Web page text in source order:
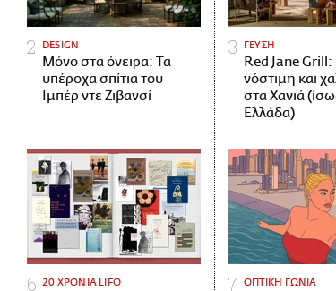
DESIGN
Μόνο στα όνειρα: Τα
υπέροχα σπίτια του
Ιμπέρ ντε Ζιβανσί
ΓΕΥΣΗ
Red Jane Grill:
νόστιμη και
στα Χανιά
Ελλάδα)
20 ΧΡΟΝΙΑ LIFO ΟΠΤΙΚΗ ΓΩΝΙΑ